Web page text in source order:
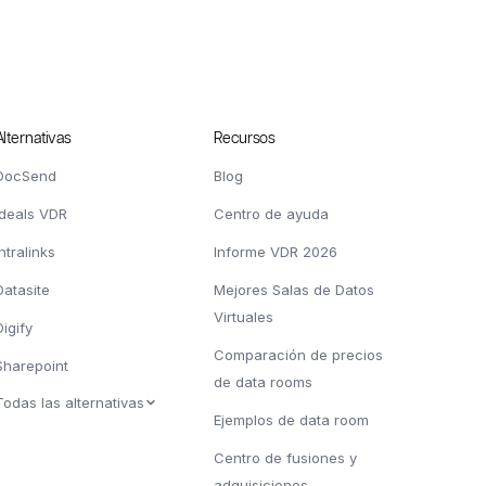
VDR
las alternativas
Recursos
Blog
Centro de ayuda
Informe VDR 2026
Mejores Salas de Datos
Virtuales
Comparación de precios
de data rooms
Ejemplos de data room
Centro de fusiones y